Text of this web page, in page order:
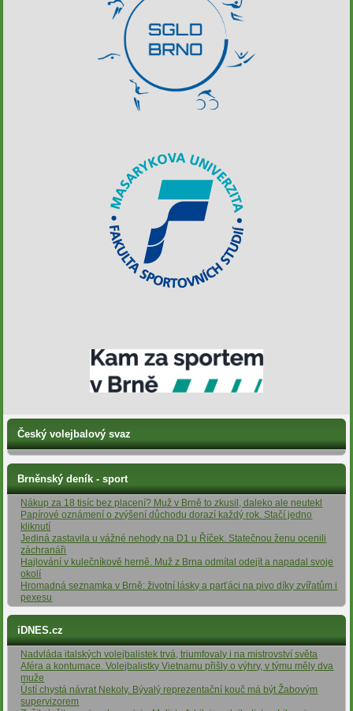
Český volejbalový svaz
Brněnský deník - sport
Nákup za 18 tisíc bez placení? Muž v Brně to zkusil, daleko ale neutekl
Papírové oznámení o zvýšení důchodu dorazí každý rok. Stačí jedno
kliknutí
Jediná zastavila u vážné nehody na D1 u Říček. Statečnou ženu ocenili
záchranáři
Hajlování v kulečníkově herně. Muž z Brna odmítal odejít a napadal svoje
okolí
Hromadná seznamka v Brně: životní lásky a parťáci na pivo díky zvířatům i
pexesu
iDNES.cz
Nadvláda italských volejbalistek trvá, triumfovaly i na mistrovství světa
Aféra a kontumace. Volejbalistky Vietnamu přišly o výhry, v týmu měly dva
muže
Ústí chystá návrat Nekoly. Bývalý reprezentační kouč má být Žabovým
supervizorem